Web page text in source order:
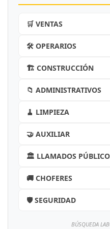
🛒 VENTAS
🛠️ OPERARIOS
🏗️ CONSTRUCCIÓN
📁 ADMINISTRATIVOS
🧹 LIMPIEZA
🤝 AUXILIAR
🏛️ LLAMADOS
🚚 CHOFERES
🛡️ SEGURIDAD
BÚSQUEDA